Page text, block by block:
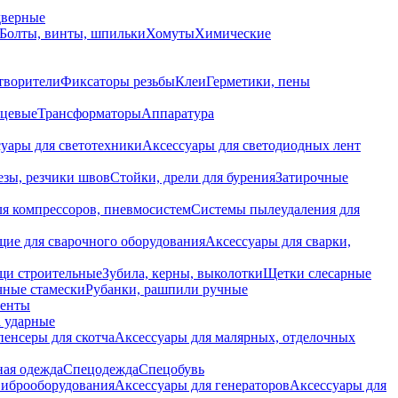
Болты, винты, шпилькиХомутыХимические
Фиксаторы резьбыКлеиГерметики, пены
ТрансформаторыАппаратура
для светотехникиАксессуары для светодиодных лент
резчики швовСтойки, дрели для буренияЗатирочные
компрессоров, пневмосистемСистемы пылеудаления для
для сварочного оборудованияАксессуары для сварки,
строительныеЗубила, керны, выколоткиЩетки слесарные
стамескиРубанки, рашпили ручные
для скотчаАксессуары для малярных, отделочных
одеждаСпецодеждаСпецобувь
Аксессуары для генераторовАксессуары для